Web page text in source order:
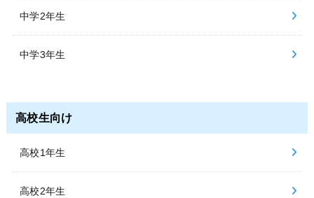
中学2年生
中学3年生
高校生向け
高校1年生
高校2年生